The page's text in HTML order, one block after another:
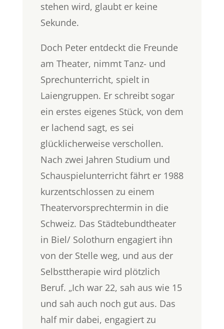
stehen wird, glaubt er keine
Sekunde.
Doch Peter entdeckt die Freunde
am Theater, nimmt Tanz- und
Sprechunterricht, spielt in
Laiengruppen. Er schreibt sogar
ein erstes eigenes Stück, von dem
er lachend sagt, es sei
glücklicherweise verschollen.
Nach zwei Jahren Studium und
Schauspielunterricht fährt er 1988
kurzentschlossen zu einem
Theatervorsprechtermin in die
Schweiz. Das Städtebundtheater
in Biel/ Solothurn engagiert ihn
von der Stelle weg, und aus der
Selbsttherapie wird plötzlich
Beruf. „Ich war 22, sah aus wie 15
und sah auch noch gut aus. Das
half mir dabei, engagiert zu